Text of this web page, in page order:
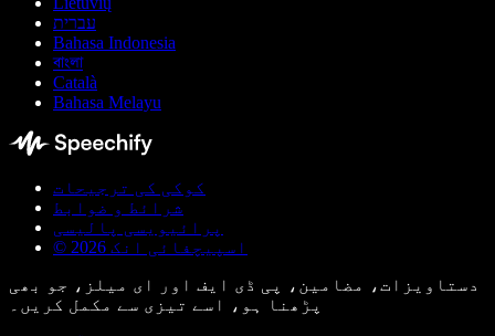
עברית
Bahasa Indonesia
বাংলা
Català
Bahasa Melayu
کوکی کی ترجیحات
شرائط و ضوابط
پرائیویسی پالیسی
© اسپیچفائی انک 2026
دستاویزات، مضامین، پی ڈی ایف اور ای میلز، جو بھی
پڑھنا ہو، اسے تیزی سے مکمل کریں۔